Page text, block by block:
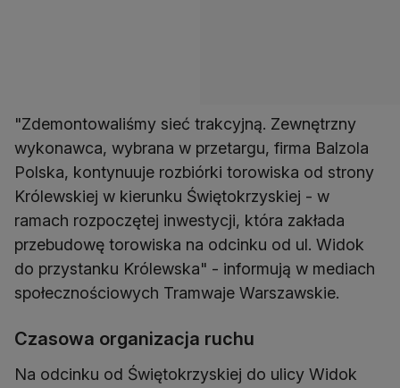
"Zdemontowaliśmy sieć trakcyjną. Zewnętrzny
wykonawca, wybrana w przetargu, firma Balzola
Polska, kontynuuje rozbiórki torowiska od strony
Królewskiej w kierunku Świętokrzyskiej - w
ramach rozpoczętej inwestycji, która zakłada
przebudowę torowiska na odcinku od ul. Widok
do przystanku Królewska" - informują w mediach
społecznościowych Tramwaje Warszawskie.
Czasowa organizacja ruchu
Na odcinku od Świętokrzyskiej do ulicy Widok